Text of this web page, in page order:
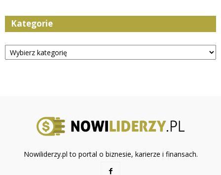
Kategorie
Kategorie
Nowiliderzy.pl to portal o biznesie, karierze i finansach.